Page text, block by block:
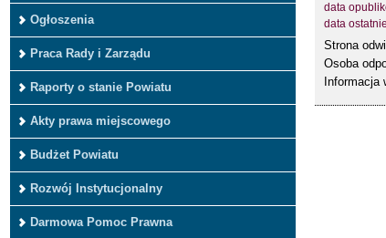
Ogłoszenia
Praca Rady i Zarządu
Raporty o stanie Powiatu
Akty prawa miejscowego
Budżet Powiatu
Rozwój Instytucjonalny
Darmowa Pomoc Prawna
data
data
Strona
Osoba